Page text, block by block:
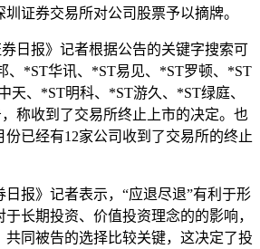
证券交易所对公司股票予以摘牌。
日报》记者根据公告的关键字搜索可
、*ST华讯、*ST易见、*ST罗顿、*ST
天、*ST明科、*ST游久、*ST绿庭、
称收到了交易所终止上市的决定。也
份已经有12家公司收到了交易所的终止
报》记者表示，“应退尽退”有利于形
长期投资、价值投资理念的的影响，
共同被告的选择比较关键，这决定了投